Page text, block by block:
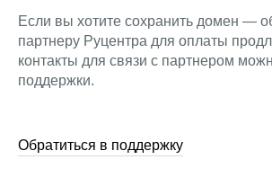
Если вы хотите сохранить домен —
партнеру Руцентра для оплаты
контакты для связи с партнером
поддержки.
Обратиться в поддержку